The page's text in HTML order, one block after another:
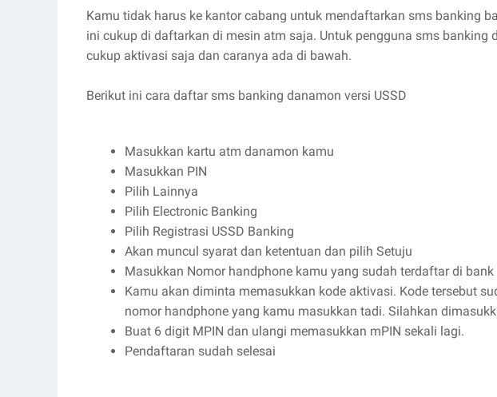
Kamu tidak harus ke kantor cabang untuk mendaftarkan sms banking
ini cukup di daftarkan di mesin atm saja. Untuk pengguna sms banking
cukup aktivasi saja dan caranya ada di bawah.
Berikut ini cara daftar sms banking danamon versi USSD
Masukkan kartu atm danamon kamu
Masukkan PIN
Pilih Lainnya
Pilih Electronic Banking
Pilih Registrasi USSD Banking
Akan muncul syarat dan ketentuan dan pilih Setuju
Masukkan Nomor handphone kamu yang sudah terdaftar di bank
Kamu akan diminta memasukkan kode aktivasi. Kode tersebut
nomor handphone yang kamu masukkan tadi. Silahkan
Buat 6 digit MPIN dan ulangi memasukkan mPIN sekali lagi.
Pendaftaran sudah selesai